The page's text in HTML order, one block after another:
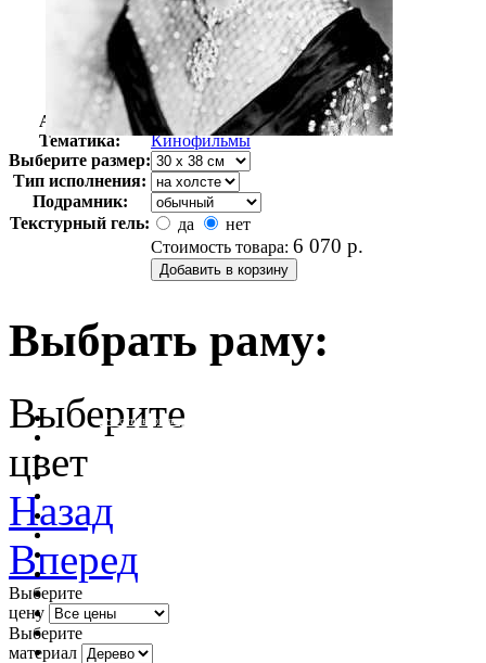
Автор:
Неизвестно
Арт-стиль
Ретро-Фотографии
Тематика:
Кинофильмы
Выберите размер:
Тип исполнения:
Подрамник:
Текстурный гель:
да
нет
Стоимость товара: 6 070 р.
Выбрать раму:
очистить фильтр цвета
Выберите
цвет
Назад
Вперед
Выберите
цену
Выберите
материал